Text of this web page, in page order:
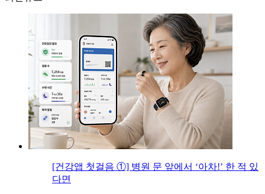
[건강앱 첫걸음 ①] 병원 문 앞에서 ‘아차!’ 한 적 있
다면